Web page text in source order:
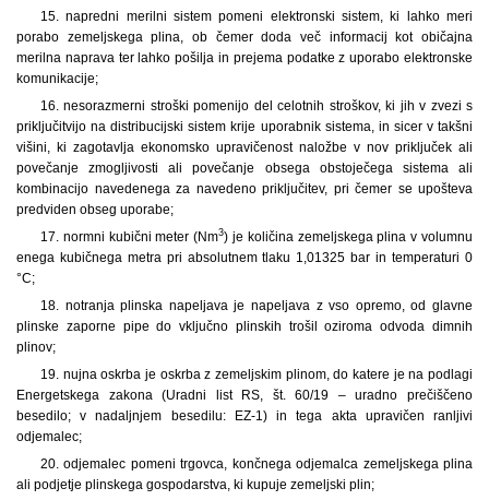
15. napredni merilni sistem pomeni elektronski sistem, ki lahko meri
porabo zemeljskega plina, ob čemer doda več informacij kot običajna
merilna naprava ter lahko pošilja in prejema podatke z uporabo elektronske
komunikacije;
16. nesorazmerni stroški pomenijo del celotnih stroškov, ki jih v zvezi s
priključitvijo na distribucijski sistem krije uporabnik sistema, in sicer v takšni
višini, ki zagotavlja ekonomsko upravičenost naložbe v nov priključek ali
povečanje zmogljivosti ali povečanje obsega obstoječega sistema ali
kombinacijo navedenega za navedeno priključitev, pri čemer se upošteva
predviden obseg uporabe;
17. normni kubični meter (Nm3) je količina zemeljskega plina v volumnu
enega kubičnega metra pri absolutnem tlaku 1,01325 bar in temperaturi 0
°C;
18. notranja plinska napeljava je napeljava z vso opremo, od glavne
plinske zaporne pipe do vključno plinskih trošil oziroma odvoda dimnih
plinov;
19. nujna oskrba je oskrba z zemeljskim plinom, do katere je na podlagi
Energetskega zakona (Uradni list RS, št. 60/19 – uradno prečiščeno
besedilo; v nadaljnjem besedilu: EZ-1) in tega akta upravičen ranljivi
odjemalec;
20. odjemalec pomeni trgovca, končnega odjemalca zemeljskega plina
ali podjetje plinskega gospodarstva, ki kupuje zemeljski plin;